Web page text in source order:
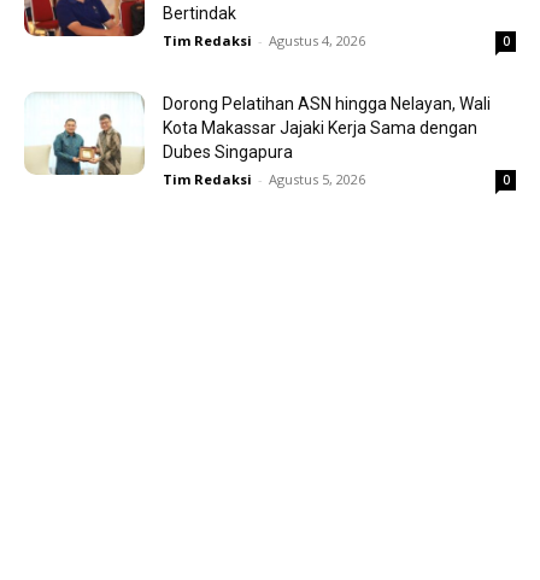
Bertindak
Tim Redaksi - Agustus 4, 2026 0
Dorong Pelatihan ASN hingga Nelayan, Wali
Kota Makassar Jajaki Kerja Sama dengan
Dubes Singapura
Tim Redaksi - Agustus 5, 2026 0